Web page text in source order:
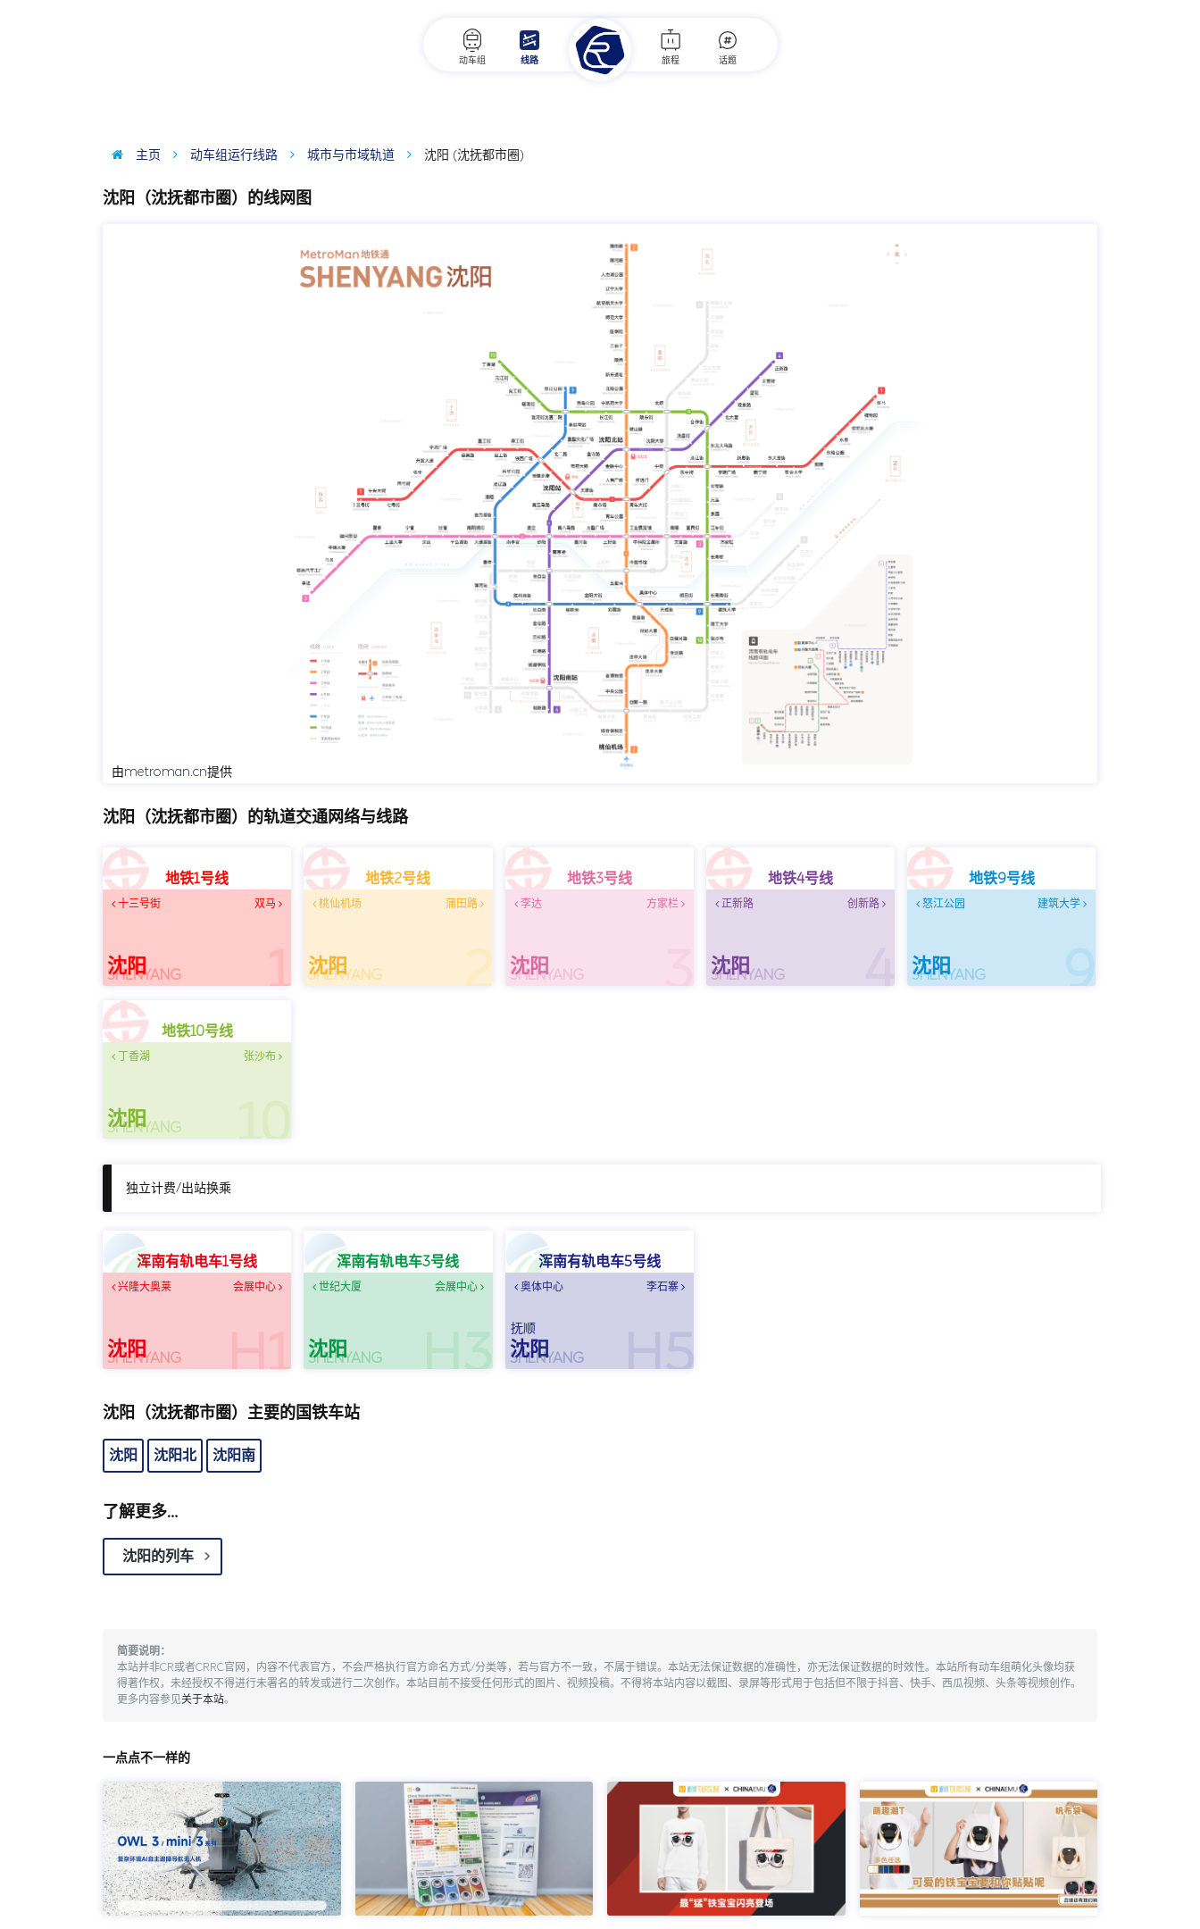
动车组 线路 旅程 话题
主页 动车组运行线路 城市与市域轨道 沈阳 (沈抚都市圈)
沈阳（沈抚都市圈）的线网图
点击跳转至MetroMan查看
由metroman.cn提供
沈阳（沈抚都市圈）的轨道交通网络与线路
1
地铁1号线
双马
十三号街
SHENYANG
沈阳 2
地铁2号线
蒲田路
桃仙机场
SHENYANG
沈阳 3
地铁3号线
方家栏
李达
SHENYANG
沈阳 4
地铁4号线
创新路
正新路
SHENYANG
沈阳 9
地铁9号线
建筑大学
怒江公园
SHENYANG
沈阳
10
地铁10号线
张沙布
丁香湖
SHENYANG
沈阳
独立计费/出站换乘
H1
浑南有轨电车1号线
会展中心
兴隆大奥莱
SHENYANG
沈阳 H3
浑南有轨电车3号线
会展中心
世纪大厦
SHENYANG
沈阳 H5
浑南有轨电车5号线
李石寨
奥体中心
抚顺
SHENYANG
沈阳
沈阳（沈抚都市圈）主要的国铁车站
沈阳 沈阳北 沈阳南
了解更多…
沈阳的列车
简要说明：
本站并非CR或者CRRC官网，内容不代表官方，不会严格执行官方命名方式/分类等，若与官方不一致，不属于错误。本站无法保证数据的准确性，亦无法保证数据的时效性。本站所有动车组萌化头像均获
得著作权，未经授权不得进行未署名的转发或进行二次创作。本站目前不接受任何形式的图片、视频投稿。不得将本站内容以截图、录屏等形式用于包括但不限于抖音、快手、西瓜视频、头条等视频创作。
更多内容参见关于本站。
一点点不一样的